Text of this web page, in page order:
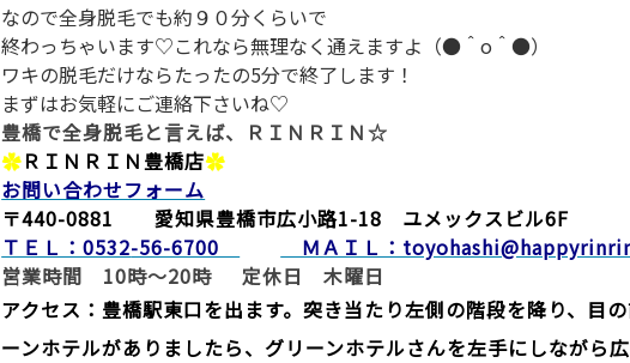
なので全身脱毛でも約９０分くらいで
終わっちゃいます♡これなら無理なく通えますよ（●＾o＾●）
ワキの脱毛だけならたったの5分で終了します！
まずはお気軽にご連絡下さいね♡
豊橋で全身脱毛と言えば、ＲＩＮＲＩＮ☆
✿ＲＩＮＲＩＮ豊橋店✿
お問い合わせフォーム
〒440-0881 愛知県豊橋市広小路1-18 ユメックスビル6F
ＴＥＬ：0532-56-6700
ＭＡＩＬ：
営業時間 10時～20時 定休日 木曜日
アクセス：豊橋駅東口を出ます。突き当たり左側の階段を降り、目
ーンホテルがありましたら、グリーンホテルさんを左手にしながら